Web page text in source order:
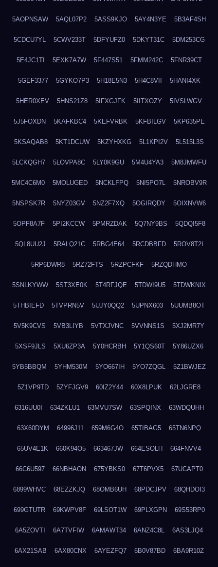
5AOPNSAW 5AQL07P2 5ASS9KJO 5AY4N3YE 5B3AF4SH
5CDCU7YL 5CWV233T 5DFYUFZ0 5DKYT31C 5DM253CG
5E4JC1TI 5EXK7A7W 5F447S51 5FMM242C 5FNR39CT
5GEF3377 5GYKO7P3 5H18E5N3 5H4C8VII 5HANI4XK
5HER0XEV 5HNS21Z8 5IFXGJFK 5IITXOZY 5IVSLWGV
5J5FOXDN 5KAFKBC4 5KEFVRBK 5KFBILGV 5KP635PE
5KSAQAB8 5KT1DCUW 5KZYHXKG 5L1KPI2V 5L515L3S
5LCKQGH7 5LOVPA8C 5LY0K9GU 5M4U4YA3 5M8JMWFU
5MC4C6M0 5MOLUGED 5NCKLFPQ 5NI5PO7L 5NROBV9R
5NSPSK7R 5NYZ03GV 5NZ2F7XQ 5OGIRQDY 5OIXNVW6
5OPF8A7F 5PI2KCCW 5PMRZDAK 5Q7NY9BS 5QDQI5F8
5QL8UU2J 5RALQ21C 5RBG4E64 5RCDBBFD 5ROV8T2I
5RP6DWR8 5RZ72FTS 5RZPCFKF 5RZQDHMO
5SNLKYWW 5ST3XE0K 5T4RFJQE 5TDWI9U5 5TDWKNIX
5THBIEFD 5TVPRN5V 5UJY0QQ2 5UPNX603 5UUMB8OT
5V5K9CVS 5VB3LIYB 5VTXJVNC 5VVNNS1S 5XJ2MR7Y
5XSF9JLS 5XU6ZP3A 5Y0HCRBH 5Y1QS60T 5Y86UZX6
5YB5BBQM 5YHM530M 5YO667IH 5YO7ZQGL 5Z1BWJEZ
5Z1VP9TD 5ZYFJGV9 60IZ2Y44 60X8LPUK 62LJGRE8
6316UU0I 634ZKLU1 63MVU7SW 63SPQINX 63WDQUHH
63X60DYM 64996J11 659M6G4O 65TIBAG5 65TN6NPQ
65UV4E1K 660K94O5 663467JW 664ESOLH 664FNVV4
66C6U597 66NBHAON 675YBKS0 67T6PVX5 67UCAPT0
6899WHVC 68EZZKJQ 68OMB6UH 68PDCJPV 68QHDOI3
699GTUTR 69KWPV8F 69LSOT1W 69PLXGPN 69S53RP0
6A5ZOVTI 6A7TVFIW 6AMAWT34 6ANZ4C8L 6AS3LJQ4
6AX21SAB 6AX80CNX 6AYEZFQ7 6B0V87BD 6BA9R10Z